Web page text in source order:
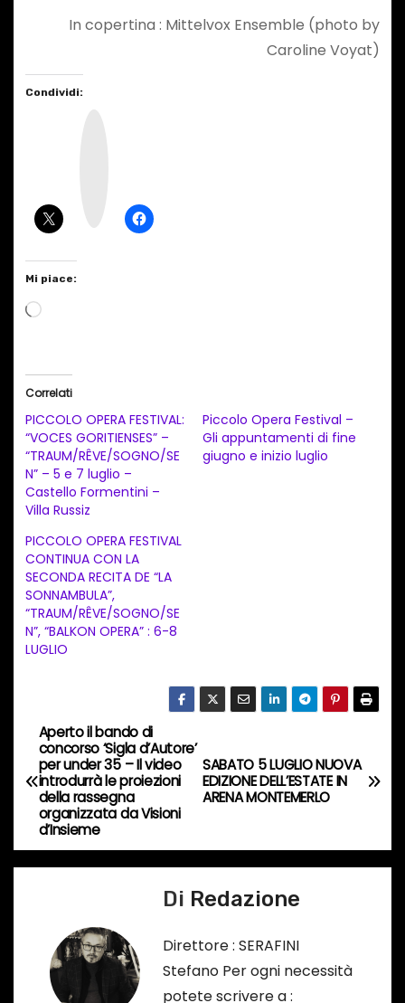
In copertina : Mittelvox Ensemble (photo by
Caroline Voyat)
Condividi:
Mi piace:
C
a
m
e
n
t
o
i
n
c
o
…
Correlati
PICCOLO OPERA FESTIVAL:
“VOCES GORITIENSES” –
“TRAUM/RÊVE/SOGNO/SE
N” – 5 e 7 luglio –
Castello Formentini –
Villa Russiz
Piccolo Opera Festival –
Gli appuntamenti di fine
giugno e inizio luglio
PICCOLO OPERA FESTIVAL
CONTINUA CON LA
SECONDA RECITA DE “LA
SONNAMBULA”,
“TRAUM/RÊVE/SOGNO/SE
N”, “BALKON OPERA” : 6-8
LUGLIO
N
a
v
i
SABATO 5 LUGLIO NUOVA
EDIZIONE DELL’ESTATE IN
ARENA MONTEMERLO
Aperto il bando di
concorso ‘Sigla d’Autore’
per under 35 – Il video
introdurrà le proiezioni
della rassegna
organizzata da Visioni
d’Insieme
Di Redazione
Direttore : SERAFINI
Stefano Per ogni necessità
potete scrivere a :